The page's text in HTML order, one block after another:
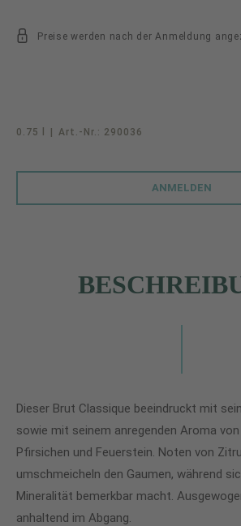
Preise werden nach der Anmeldung
0.75 l Art.-Nr.: 290036
ANMELDEN
Dieser Brut Classique beeindruckt mit
sowie mit seinem anregenden Aroma
Pfirsichen und Feuerstein. Noten von
umschmeicheln den Gaumen, während
Mineralität bemerkbar macht.
anhaltend im Abgang.